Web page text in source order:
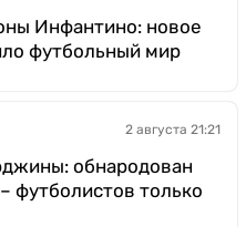
Инфантино: новое
футбольный мир
2 августа 21:21
обнародован
футболистов только